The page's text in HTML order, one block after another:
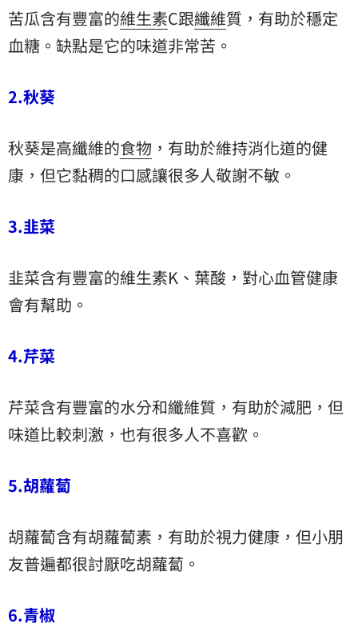
苦瓜含有豐富的維生素C跟纖維質，有助於穩定
血糖。缺點是它的味道非常苦。
2.秋葵
秋葵是高纖維的食物 ，有助於維持消化道的健
康，但它黏稠的口感讓很多人敬謝不敏。
3.韭菜
韭菜含有豐富的維生素K、葉酸，對心血管健康
會有幫助。
4.芹菜
芹菜含有豐富的水分和纖維質，有助於減肥，但
味道比較刺激，也有很多人不喜歡。
5.胡蘿蔔
胡蘿蔔含有胡蘿蔔素，有助於視力健康，但小朋
友普遍都很討厭吃胡蘿蔔。
6.青椒